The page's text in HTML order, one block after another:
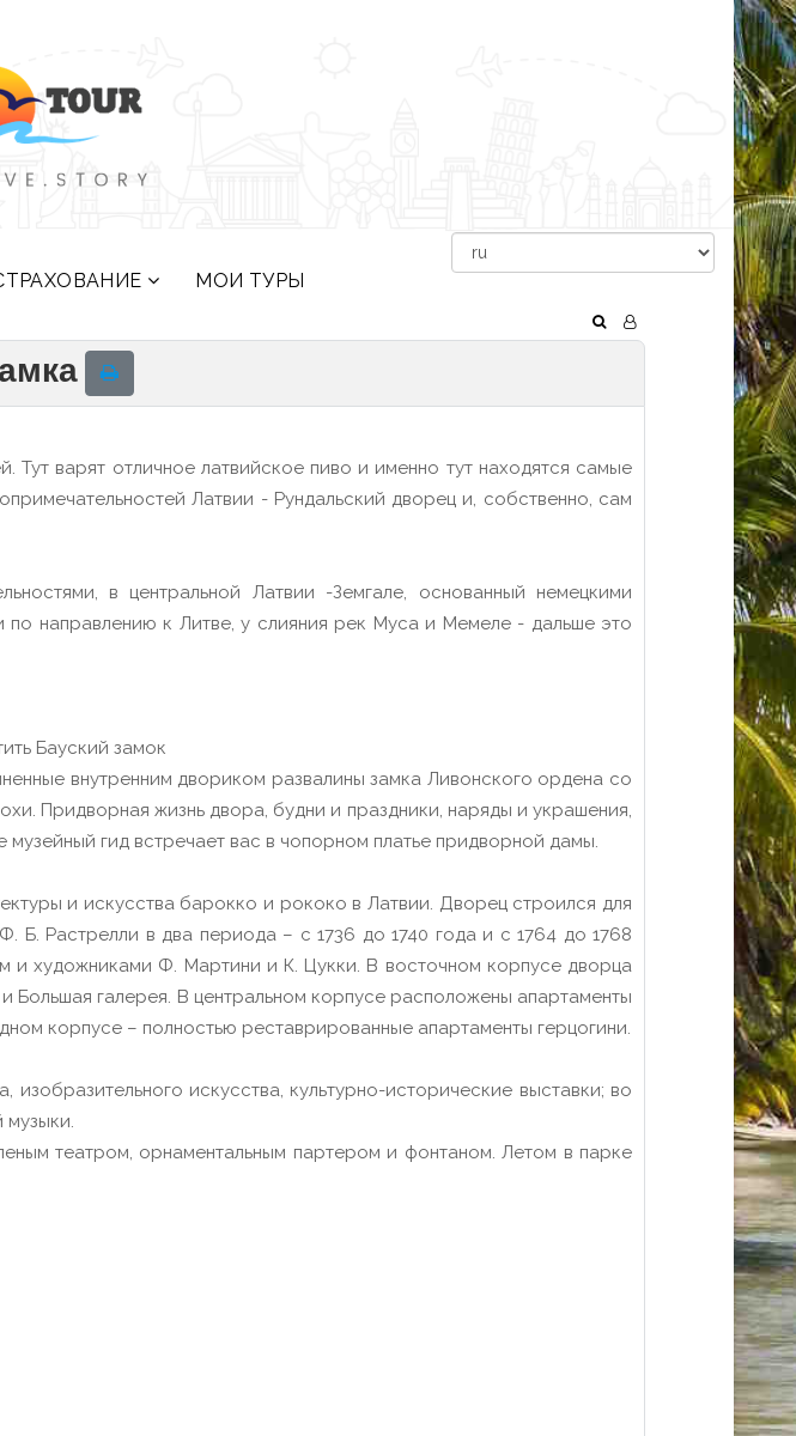
МОИ ТУРЫ
варят отличное латвийское пиво и именно тут находятся самые
Латвии - Рундальский дворец и, собственно, сам
в центральной Латвии -Земгале, основанный немецкими
направлению к Литве, у слияния рек Муса и Мемеле - дальше это
Бауский замок
внутренним двориком развалины замка Ливонского ордена со
Придворная жизнь двора, будни и праздники, наряды и украшения,
гид встречает вас в чопорном платье придворной дамы.
и искусства барокко и рококо в Латвии. Дворец строился для
Б. Растрелли в два периода – с 1736 до 1740 года и с 1764 до 1768
и художниками Ф. Мартини и К. Цукки. В восточном корпусе дворца
Большая галерея. В центральном корпусе расположены апартаменты
корпусе – полностью реставрированные апартаменты герцогини.
искусства, культурно-исторические выставки; во
музыки.
театром, орнаментальным партером и фонтаном. Летом в парке